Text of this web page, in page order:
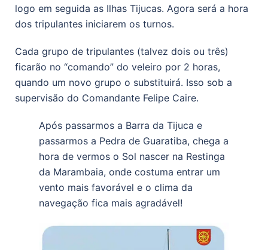
logo em seguida as Ilhas Tijucas. Agora será a hora
dos tripulantes iniciarem os turnos.
Cada grupo de tripulantes (talvez dois ou três)
ficarão no “comando” do veleiro por 2 horas,
quando um novo grupo o substituirá. Isso sob a
supervisão do Comandante Felipe Caire.
Após passarmos a Barra da Tijuca e
passarmos a Pedra de Guaratiba, chega a
hora de vermos o Sol nascer na Restinga
da Marambaia, onde costuma entrar um
vento mais favorável e o clima da
navegação fica mais agradável!